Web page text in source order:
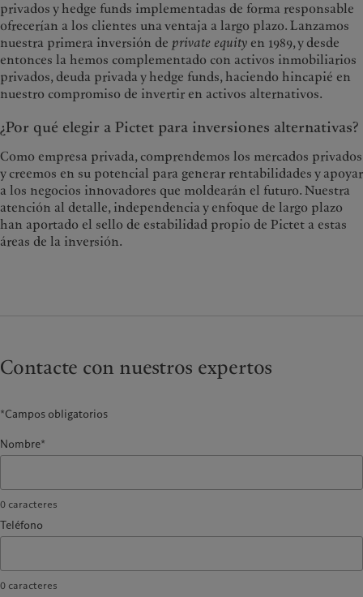
privados y hedge funds implementadas de forma responsable
ofrecerían a los clientes una ventaja a largo plazo. Lanzamos
nuestra primera inversión de private equity en 1989, y desde
entonces la hemos complementado con activos inmobiliarios
privados, deuda privada y hedge funds, haciendo hincapié en
nuestro compromiso de invertir en activos alternativos.
¿Por qué elegir a Pictet para inversiones alternativas?
Como empresa privada, comprendemos los mercados privados
y creemos en su potencial para generar rentabilidades y apoyar
a los negocios innovadores que moldearán el futuro. Nuestra
atención al detalle, independencia y enfoque de largo plazo
han aportado el sello de estabilidad propio de Pictet a estas
áreas de la inversión.
Contacte con nuestros expertos
*Campos obligatorios
Nombre*
0 caracteres
Teléfono
0 caracteres